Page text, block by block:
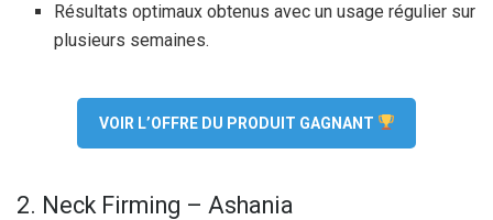
Résultats optimaux obtenus avec un usage régulier sur
plusieurs semaines.
VOIR L’OFFRE DU PRODUIT GAGNANT
2. Neck Firming – Ashania